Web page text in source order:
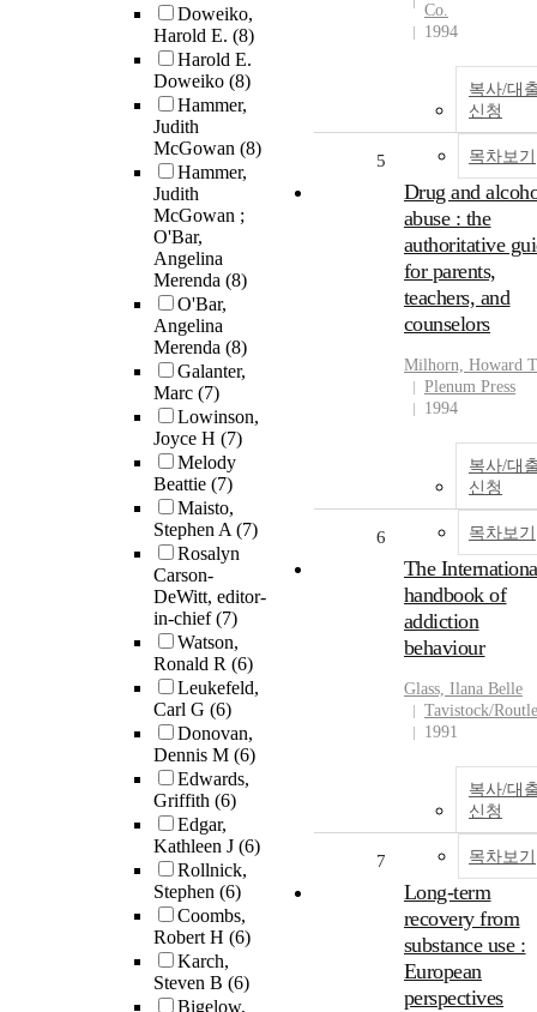
Doweiko,
Harold E. (8)
Harold E.
Doweiko (8)
Hammer,
Judith
McGowan (8)
Hammer,
Judith
McGowan ;
O'Bar,
Angelina
Merenda (8)
O'Bar,
Angelina
Merenda (8)
Galanter,
Marc (7)
Lowinson,
Joyce H (7)
Melody
Beattie (7)
Maisto,
Stephen A(7)
Rosalyn
Carson-
DeWitt, editor-
in-chief(7)
Watson,
Ronald R (6)
Leukefeld,
Carl G (6)
Donovan,
Dennis M (6)
Edwards,
Griffith (6)
Edgar,
Kathleen J (6)
Rollnick,
Stephen (6)
Coombs,
Robert H (6)
Karch,
Steven B (6)
Bigelow,
Co.
1994
복사/대
신청
목차보기
5
Drug and
abuse : the
authoritative
for parents,
teachers, and
counselors
Milhorn, Howard T
Plenum Press
1994
복사/대
신청
목차보기
6
The
handbook of
addiction
behaviour
Glass, Ilana Belle
Tavistock/
1991
복사/대
신청
목차보기
7
Long-term
recovery from
substance use :
European
perspectives